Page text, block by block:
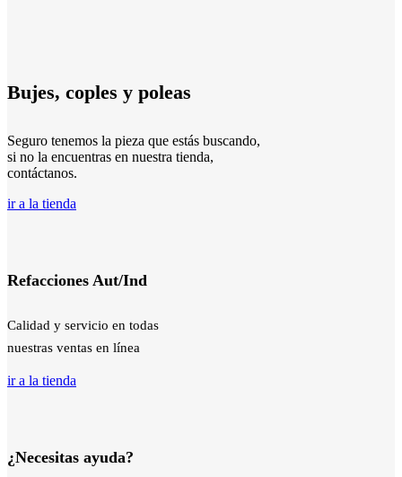
Bujes, coples y poleas
Seguro tenemos la pieza que estás buscando,
si no la encuentras en nuestra tienda,
contáctanos.
ir a la tienda
Refacciones Aut/Ind
Calidad y servicio en todas
nuestras ventas en línea
ir a la tienda
¿Necesitas ayuda?